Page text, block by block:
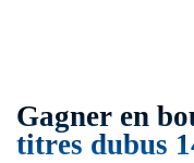
Gagner en
titres dubus